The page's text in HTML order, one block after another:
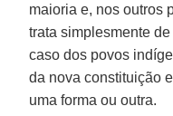
maioria e, nos outros
trata simplesmente
caso dos povos
da nova constituição
uma forma ou outra.